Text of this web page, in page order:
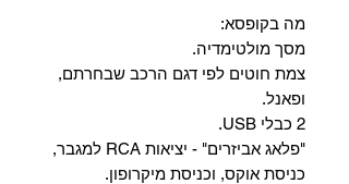
מה בקופסא:
מסך מולטימדיה.
צמת חוטים לפי דגם הרכב שבחרתם,
ופאנל.
2 כבלי USB.
"פלאג אביזרים" - יציאות RCA למגבר,
כניסת אוקס, וכניסת מיקרופון.